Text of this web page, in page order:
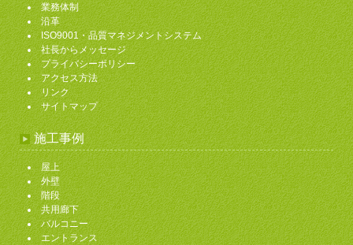
業務体制
沿革
ISO9001・品質マネジメントシステム
社長からメッセージ
プライバシーポリシー
アクセス方法
リンク
サイトマップ
施工事例
屋上
外壁
階段
共用廊下
バルコニー
エントランス